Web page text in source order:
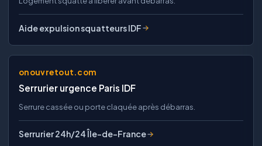
Aide expulsion squatteurs IDF
onouvretout.com
Serrurier urgence Paris IDF
Serrure cassée ou porte claquée après débarras.
Serrurier 24h/24 Île-de-France